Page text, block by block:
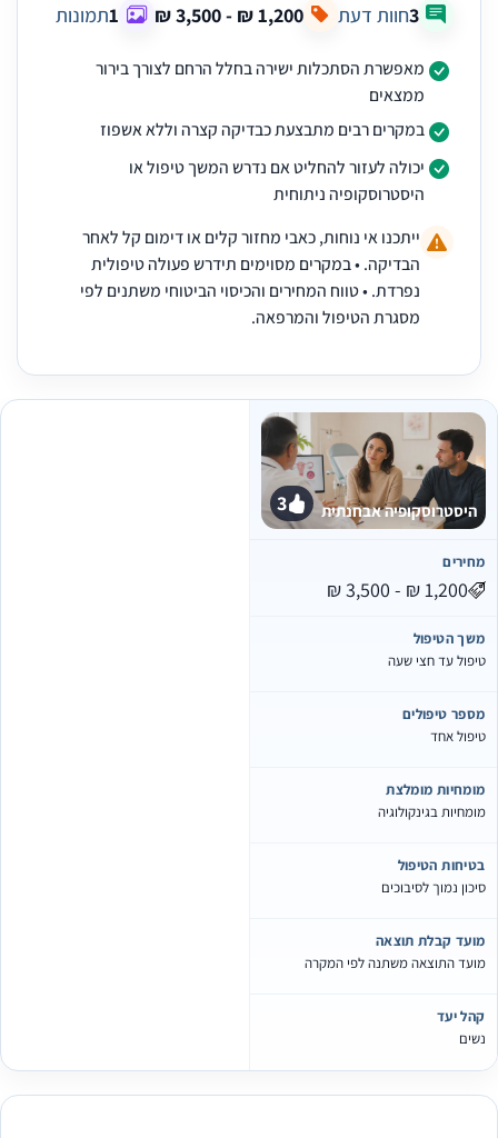
3חוות דעת ‏1,200 ₪ - ‏3,500 ₪
1תמונות
מאפשרת הסתכלות ישירה בחלל הרחם לצורך בירור
ממצאים
במקרים רבים מתבצעת כבדיקה קצרה וללא אשפוז
יכולה לעזור להחליט אם נדרש המשך טיפול או
היסטרוסקופיה ניתוחית
ייתכנו אי נוחות, כאבי מחזור קלים או דימום קל לאחר
הבדיקה. • במקרים מסוימים תידרש פעולה טיפולית
נפרדת. • טווח המחירים והכיסוי הביטוחי משתנים לפי
מסגרת הטיפול והמרפאה.
היסטרוסקופיה אבחנתית 3
מחירים
משך הטיפול
טיפול עד חצי שעה
מספר טיפולים
טיפול אחד
מומחיות מומלצת
מומחיות בגינקולוגיה
בטיחות הטיפול
סיכון נמוך לסיבוכים
מועד קבלת תוצאה
מועד התוצאה משתנה לפי המקרה
קהל יעד
נשים